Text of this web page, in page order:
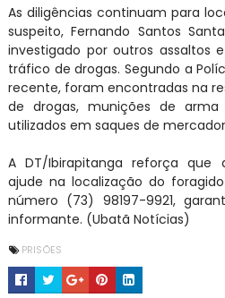
As diligências continuam para
suspeito, Fernando Santos
investigado por outros assaltos
tráfico de drogas. Segundo a
recente, foram encontradas na
de drogas, munições de
utilizados em saques de
A DT/Ibirapitanga reforça que
ajude na localização do
número (73) 98197-9921,
informante. (Ubatã Notícias)
PRISÕES